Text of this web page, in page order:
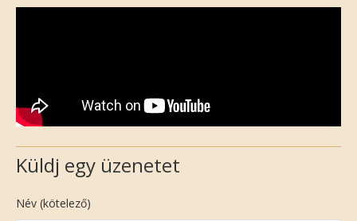
Küldj egy üzenetet
Név (kötelező)